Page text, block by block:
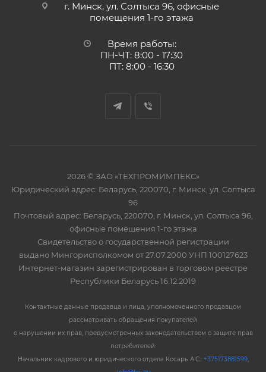
г. Минск, ул. Солтыса 96, офисные
помещения 1-го этажа
Время работы:
ПН-ЧТ: 8:00 - 17:30
ПТ: 8:00 - 16:30
2026 © ЗАО «ТЕХПРОМИМПЕКС»
Юридический адрес: Беларусь, 220070, г. Минск, ул. Солтыса
96
Почтовый адрес: Беларусь, 220070, г. Минск, ул. Солтыса 96,
офисные помещения 1-го этажа
Свидетельство о государственной регистрации
выдано Мингорисполкомом от 27.07.2000 УНП 100127623
Интернет-магазин зарегистрирован в торговом реестре
Республики Беларусь 16.12.2019
Контактные данные продавца и лица, уполномоченного продавцом
рассматривать обращения покупателей
о нарушении их прав, предусмотренных законодательством о защите прав
потребителей:
Начальник кадрового и юридического отдела Косарь А.С.: +375173881599,